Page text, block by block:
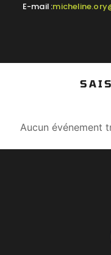
E-mail :
Aucun événement